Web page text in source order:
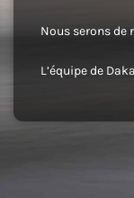
Nous serons de
L’équipe de